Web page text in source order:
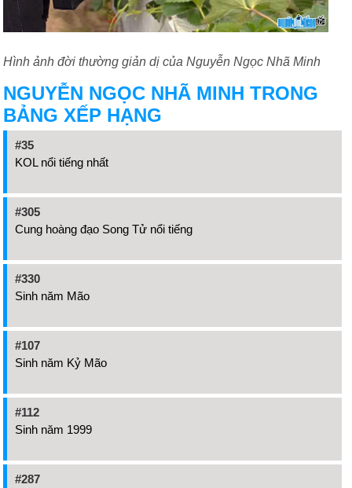
Hình ảnh đời thường giản dị của Nguyễn Ngọc Nhã Minh
NGUYỄN NGỌC NHÃ MINH TRONG
BẢNG XẾP HẠNG
#35
KOL nổi tiếng nhất
#305
Cung hoàng đạo Song Tử nổi tiếng
#330
Sinh năm Mão
#107
Sinh năm Kỷ Mão
#112
Sinh năm 1999
#287